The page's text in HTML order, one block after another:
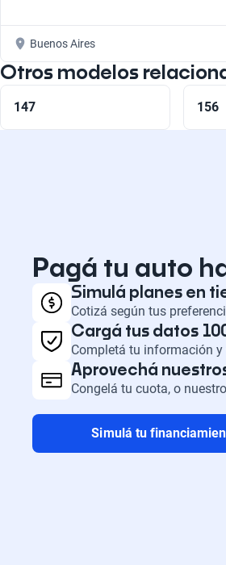
Buenos Aires
Otros modelos
147 156
Pagá tu auto
Simulá planes en
Cotizá según tus
Cargá tus datos
Completá tu información
Aprovechá
Congelá tu cuota, o
Simulá tu